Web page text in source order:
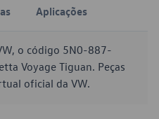
Aplicações
o código 5N0-887-
Voyage Tiguan. Peças
oficial da VW.